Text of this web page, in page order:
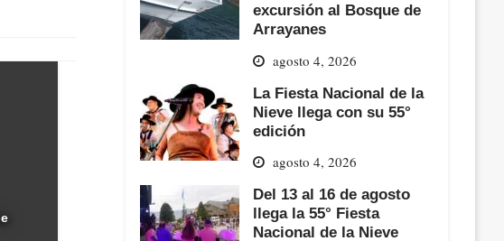
excursión al Bosque de
Arrayanes
agosto 4, 2026
La Fiesta Nacional de la
Nieve llega con su 55°
edición
agosto 4, 2026
Del 13 al 16 de agosto
llega la 55° Fiesta
Nacional de la Nieve